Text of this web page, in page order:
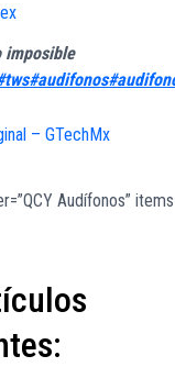
imposible
#audifonos
– GTechMx
Audífonos”